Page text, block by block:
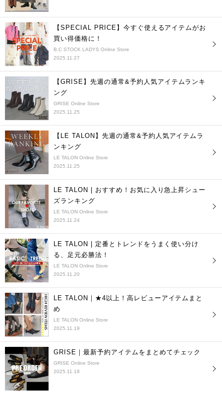
【SPECIAL PRICE】今すぐ使えるアイテムがお
買い得価格に！
B.C STOCK LADYS Online Store
2025.11.27
【GRISE】先週の通常&予約人気アイテムランキ
ング
GRISE Online Store
2025.11.25
【LE TALON】先週の通常&予約人気アイテムラ
ンキング
LE TALON Online Store
2025.11.25
LE TALON | おすすめ！お気に入り急上昇シュー
ズランキング
LE TALON Online Store
2025.11.24
LE TALON | 定番とトレンドをうまく使い分け
る、足元必勝法！
LE TALON Online Store
2025.11.20
LE TALON｜★4以上！高レビューアイテムまと
め
LE TALON Online Store
2025.11.19
GRISE｜最新予約アイテムをまとめてチェック
GRISE Online Store
2025.11.18